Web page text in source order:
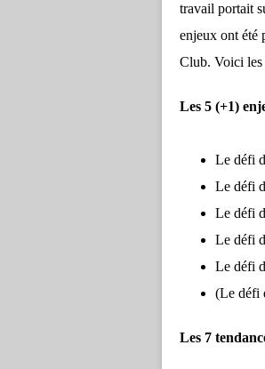
travail portait
enjeux ont été
Club. Voici les
Les 5 (+1)
Le défi
Le défi
Le défi
Le défi
Le défi
(Le défi
Les 7